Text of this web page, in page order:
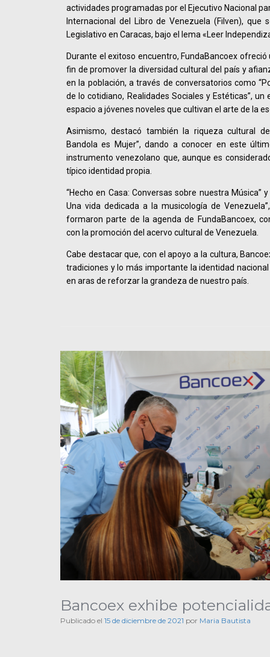
actividades programadas por el Ejecutivo Nacional
Internacional del Libro de Venezuela (Filven), que
Legislativo en Caracas, bajo el lema «Leer
Durante el exitoso encuentro, FundaBancoex
fin de promover la diversidad cultural del país y
en la población, a través de conversatorios como
de lo cotidiano, Realidades Sociales y Estéticas”,
espacio a jóvenes noveles que cultivan el arte de la
Asimismo, destacó también la riqueza cultural
Bandola es Mujer”, dando a conocer en este
instrumento venezolano que, aunque es
típico identidad propia.
“Hecho en Casa: Conversas sobre nuestra Música”
Una vida dedicada a la musicología de
formaron parte de la agenda de FundaBancoex,
con la promoción del acervo cultural de Venezuela.
Cabe destacar que, con el apoyo a la cultura,
tradiciones y lo más importante la identidad
en aras de reforzar la grandeza de nuestro país.
Bancoex exhibe
Publicado el 15 de diciembre de 2021 por Maria Bautista